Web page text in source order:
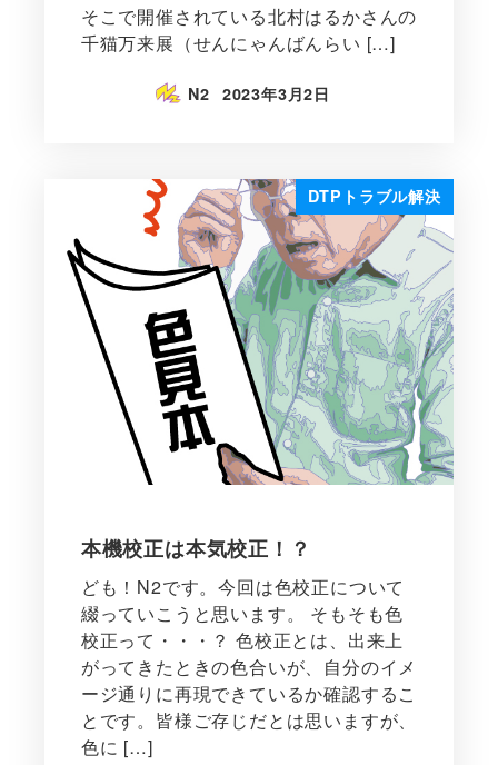
そこで開催されている北村はるかさんの
千猫万来展（せんにゃんばんらい […]
N2 2023年3月2日
DTPトラブル解決
本機校正は本気校正！？
ども！N2です。今回は色校正について
綴っていこうと思います。 そもそも色
校正って・・・？ 色校正とは、出来上
がってきたときの色合いが、自分のイメ
ージ通りに再現できているか確認するこ
とです。皆様ご存じだとは思いますが、
色に […]